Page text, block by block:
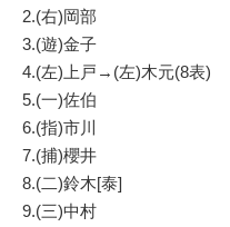
2.(右)岡部
3.(遊)金子
4.(左)上戸→(左)木元(8表)
5.(一)佐伯
6.(指)市川
7.(捕)櫻井
8.(二)鈴木[泰]
9.(三)中村